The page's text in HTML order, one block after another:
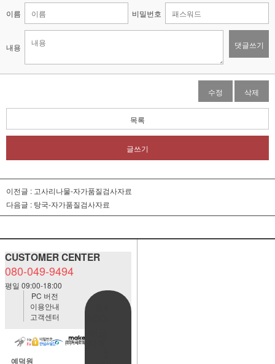
이름 비밀번호
내용 댓글쓰기
수정 삭제
목록
글쓰기
이전글 : 고사리나물-자가품질검사자료
다음글 : 탕국-자가품질검사자료
CUSTOMER CENTER
080-049-9494
평일 09:00-18:00
PC 버전
이용안내
고객센터
예덕원